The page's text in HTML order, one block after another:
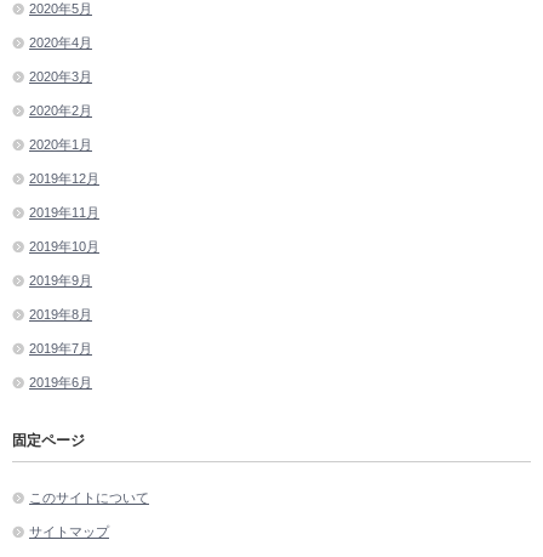
2020年5月
2020年4月
2020年3月
2020年2月
2020年1月
2019年12月
2019年11月
2019年10月
2019年9月
2019年8月
2019年7月
2019年6月
固定ページ
このサイトについて
サイトマップ